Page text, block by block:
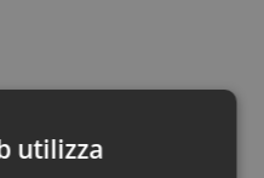
utilizza